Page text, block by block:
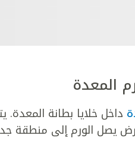
المعدة
داخل خلايا بطانة المعدة.
يصل الورم إلى منطقة